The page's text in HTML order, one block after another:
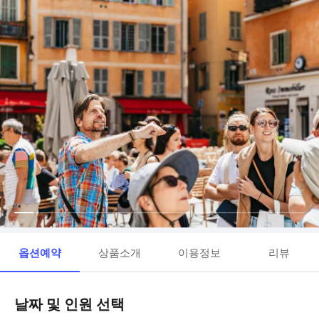
옵션예약 상품소개 이용정보 리뷰
날짜 및 인원 선택